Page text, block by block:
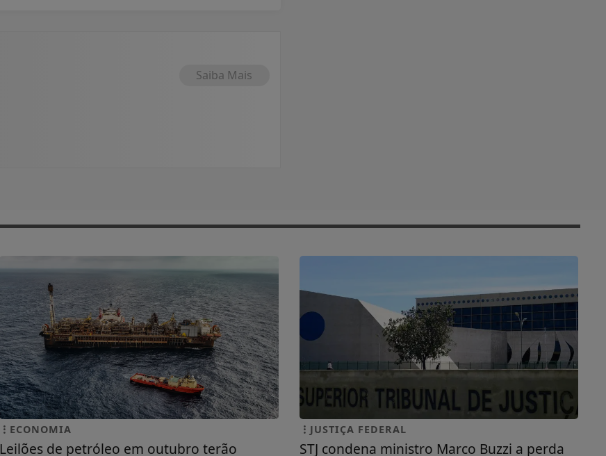
Saiba Mais
ECONOMIA
Leilões de petróleo em outubro terão
JUSTIÇA FEDERAL
STJ condena ministro Marco Buzzi a perda